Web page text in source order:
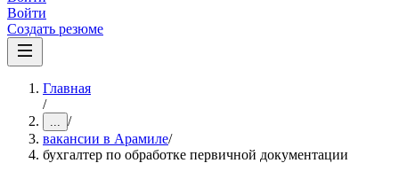
Войти
Создать резюме
Главная
/
... /
вакансии в Арамиле/
бухгалтер по обработке первичной документации